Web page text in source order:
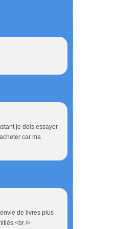
je dois essayer
car ma
de livres plus
/>